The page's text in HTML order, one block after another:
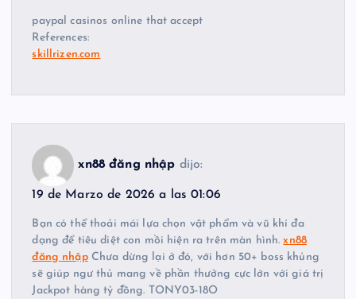
paypal casinos online that accept
References:
skillrizen.com
xn88 đăng nhập dijo:
19 de Marzo de 2026 a las 01:06
Bạn có thể thoải mái lựa chọn vật phẩm và vũ khí đa
dạng để tiêu diệt con mồi hiện ra trên màn hình.xn88
đăng nhậpChưa dừng lại ở đó, với hơn 50+ boss khủng
sẽ giúp ngư thủ mang về phần thưởng cực lớn với giá trị
Jackpot hàng tỷ đồng. TONY03-18O